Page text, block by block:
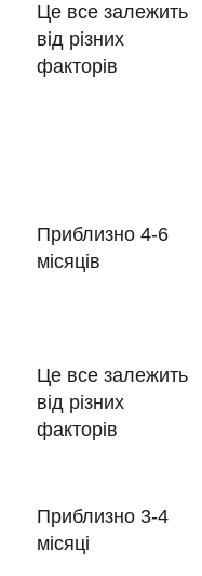
Це все залежить
від різних
факторів
Приблизно 4-6
місяців
Це все залежить
від різних
факторів
Приблизно 3-4
місяці